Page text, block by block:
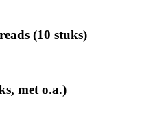
(10 stuks)
met o.a.)